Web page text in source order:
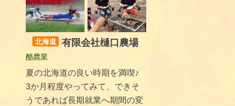
北海道 有限会社樋口農場
酪農業
夏の北海道の良い時期を満喫♪
3か月程度やってみて、できそ
うであれば長期就業へ期間の変